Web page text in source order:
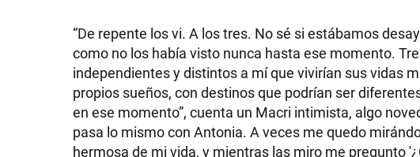
“De repente los vi. A los tres. No sé si estábamos
como no los había visto nunca hasta ese momento.
independientes y distintos a mí que vivirían sus vidas
propios sueños, con destinos que podrían ser
en ese momento”, cuenta un Macri intimista, algo
pasa lo mismo con Antonia. A veces me quedo
hermosa de mi vida, y mientras las miro me pregunto